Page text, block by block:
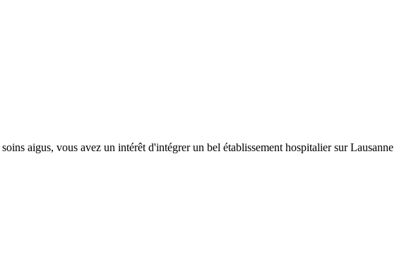
aigus, vous avez un intérêt d'intégrer un bel établissement hospitalier sur Lausanne